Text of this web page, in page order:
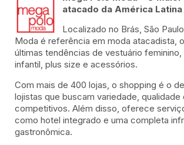
atacado da América Latina
Localizado no Brás, São
Moda é referência em moda atacadista,
últimas tendências de vestuário feminino,
infantil, plus size e acessórios.
Com mais de 400 lojas, o shopping é o
lojistas que buscam variedade, qualidade
competitivos. Além disso, oferece
como hotel integrado e uma completa
gastronômica.